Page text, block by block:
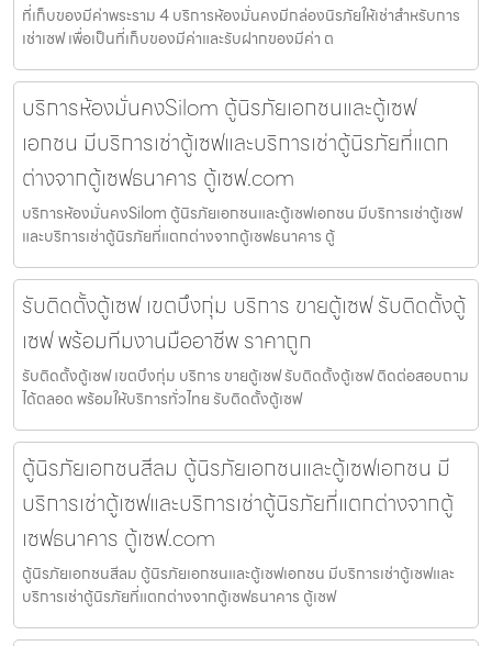
ที่เก็บของมีค่าพระราม 4 บริการห้องมั่นคงมีกล่องนิรภัยให้เช่าสำหรับการ
เช่าเซฟ เพื่อเป็นที่เก็บของมีค่าและรับฝากของมีค่า ต
บริการห้องมั่นคงSilom ตู้นิรภัยเอกชนและตู้เซฟ
เอกชน มีบริการเช่าตู้เซฟและบริการเช่าตู้นิรภัยที่แตก
ต่างจากตู้เซฟธนาคาร ตู้เซฟ.com
บริการห้องมั่นคงSilom ตู้นิรภัยเอกชนและตู้เซฟเอกชน มีบริการเช่าตู้เซฟ
และบริการเช่าตู้นิรภัยที่แตกต่างจากตู้เซฟธนาคาร ตู้
รับติดตั้งตู้เซฟ เขตบึงกุ่ม บริการ ขายตู้เซฟ รับติดตั้งตู้
เซฟ พร้อมทีมงานมืออาชีพ ราคาถูก
รับติดตั้งตู้เซฟ เขตบึงกุ่ม บริการ ขายตู้เซฟ รับติดตั้งตู้เซฟ ติดต่อสอบถาม
ได้ตลอด พร้อมให้บริการทั่วไทย รับติดตั้งตู้เซฟ
ตู้นิรภัยเอกชนสีลม ตู้นิรภัยเอกชนและตู้เซฟเอกชน มี
บริการเช่าตู้เซฟและบริการเช่าตู้นิรภัยที่แตกต่างจากตู้
เซฟธนาคาร ตู้เซฟ.com
ตู้นิรภัยเอกชนสีลม ตู้นิรภัยเอกชนและตู้เซฟเอกชน มีบริการเช่าตู้เซฟและ
บริการเช่าตู้นิรภัยที่แตกต่างจากตู้เซฟธนาคาร ตู้เซฟ